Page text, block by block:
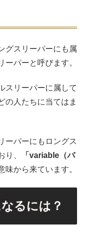
グスリーパーにも属
ーパーと呼びます。
スリーパーに属して
の人たちに当てはま
ーパーにもロングス
り、
「variable（バ
味から来ています。
るには？